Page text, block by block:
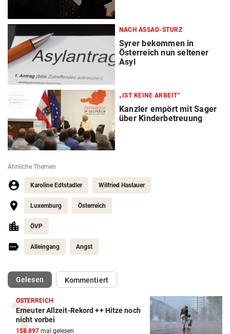
NACH ASSAD-STURZ
Syrer bekommen in
Österreich nun seltener
Asyl
„IST KEINE ARBEIT“
Kanzler empört mit Sager
über Kinderbetreuung
Ähnliche Themen
Karoline Edtstadler Wilfried Haslauer
Luxemburg Österreich
ÖVP
Alleingang Angst
Gelesen(ausgewählt)Kommentiert
ÖSTERREICH
Erneuter Allzeit-Rekord ++ Hitze noch
nicht vorbei
158.897 mal gelesen